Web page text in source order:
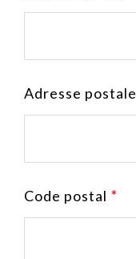
Adresse postale
Code postal *